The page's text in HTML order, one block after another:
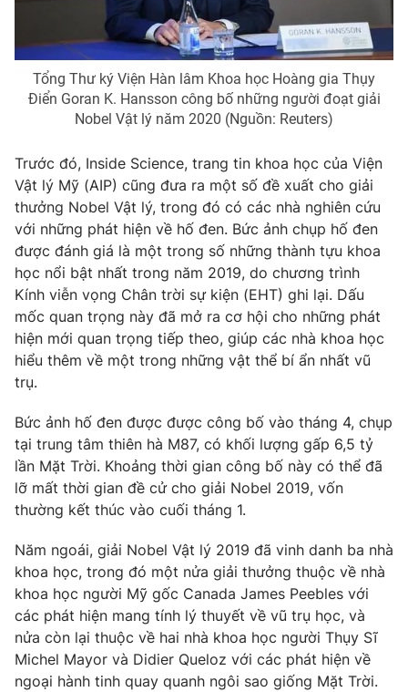
Tổng Thư ký Viện Hàn lâm Khoa học Hoàng gia Thụy
Điển Goran K. Hansson công bố những người đoạt giải
Nobel Vật lý năm 2020 (Nguồn: Reuters)
Trước đó, Inside Science, trang tin khoa học của Viện
Vật lý Mỹ (AIP) cũng đưa ra một số đề xuất cho giải
thưởng Nobel Vật lý, trong đó có các nhà nghiên cứu
với những phát hiện về hố đen. Bức ảnh chụp hố đen
được đánh giá là một trong số những thành tựu khoa
học nổi bật nhất trong năm 2019, do chương trình
Kính viễn vọng Chân trời sự kiện (EHT) ghi lại. Dấu
mốc quan trọng này đã mở ra cơ hội cho những phát
hiện mới quan trọng tiếp theo, giúp các nhà khoa học
hiểu thêm về một trong những vật thể bí ẩn nhất vũ
trụ.
Bức ảnh hố đen được được công bố vào tháng 4, chụp
tại trung tâm thiên hà M87, có khối lượng gấp 6,5 tỷ
lần Mặt Trời. Khoảng thời gian công bố này có thể đã
lỡ mất thời gian đề cử cho giải Nobel 2019, vốn
thường kết thúc vào cuối tháng 1.
Năm ngoái, giải Nobel Vật lý 2019 đã vinh danh ba nhà
khoa học, trong đó một nửa giải thưởng thuộc về nhà
khoa học người Mỹ gốc Canada James Peebles với
các phát hiện mang tính lý thuyết về vũ trụ học, và
nửa còn lại thuộc về hai nhà khoa học người Thụy Sĩ
Michel Mayor và Didier Queloz với các phát hiện về
ngoại hành tinh quay quanh ngôi sao giống Mặt Trời.